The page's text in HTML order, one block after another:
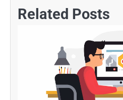
Related Posts